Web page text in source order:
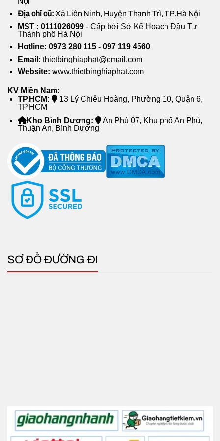
sạch sẽ và thoáng mát.
Phòng làm việc:
trong các phòng làm việc để loại bỏ hơi ẩm và
cải thiện chất lượng không khí, tạo ra một môi
trường làm việc thoải mái và tăng hiệu suất làm
Các không gian công cộng:Quạt hút cũng thích
hợp cho việc sử dụng trong nhà hàng, khách
sạn, văn phòng và các không gian công cộng
đãng cho khách hàng và nhân viên.
không gian sống và làm việc của bạn.
Địa chỉ cũ: Xã Liên Ninh, Huyện Thanh Trì, TP.Hà Nội
MST : 0111026099 - Cấp bởi Sở Kế Hoạch Đầu Tư
Thành phố Hà Nội
Hotline: 0973 280 115 - 097 119 4560
Email: thietbinghiaphat@gmail.com
Website: www.thietbinghiaphat.com
KV Miền Nam:
TP.HCM:
13 Lý Chiêu Hoàng, Phường 10, Quận 6,
TP.HCM
Kho Bình Dương:
An Phú 07, Khu phố An Phú,
Thuận An, Bình Dương
SƠ ĐỒ ĐƯỜNG ĐI